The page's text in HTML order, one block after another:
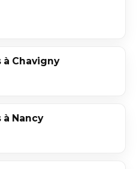
Chavigny
Nancy